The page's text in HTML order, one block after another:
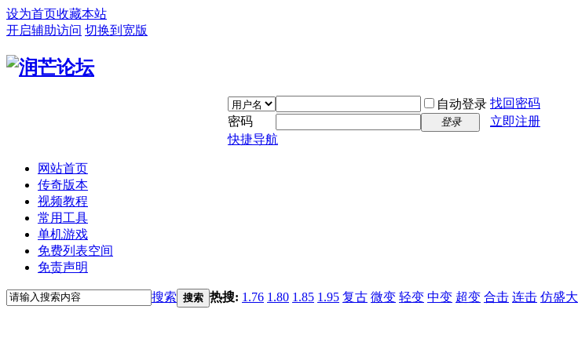
设为首页收藏本站
开启辅助访问 切换到宽版
自动登录 找回密码
密码
登录
立即注册
快捷导航
网站首页
传奇版本
视频教程
常用工具
单机游戏
免费列表空间
免责声明
搜索 搜索 热搜: 1.76 1.80 1.85 1.95 复古 微变 轻变 中变 超变 合击 连击 仿盛大